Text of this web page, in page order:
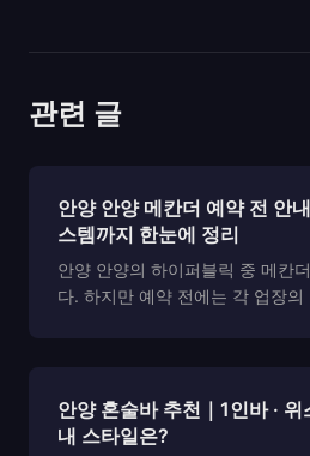
관련 글
안양 안양 메칸더 예약 전 안
스템까지 한눈에 정리
안양 안양의 하이퍼블릭 중 메칸
다. 하지만 예약 전에는 각 업장의
안양 혼술바 추천｜1인바 · 위
내 스타일은?